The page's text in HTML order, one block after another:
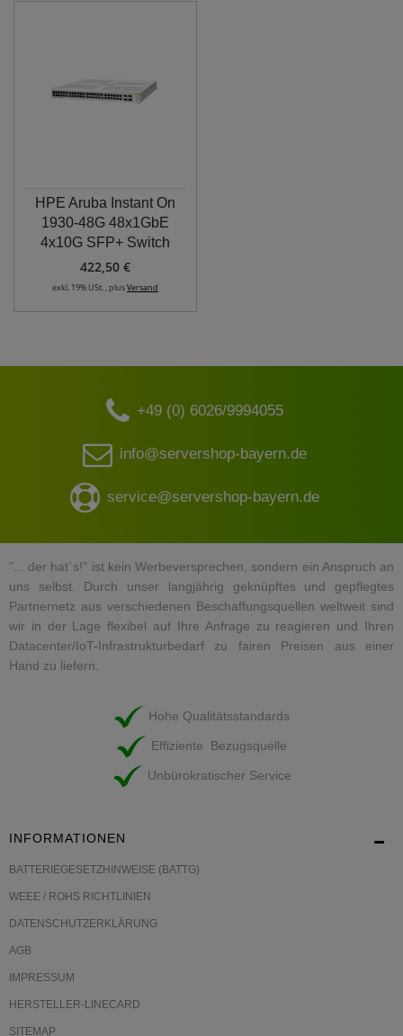
HPE Aruba Instant On
1930-48G 48x1GbE
4x10G SFP+ Switch
422,50 €
exkl. 19% USt. , plusVersand
+49 (0) 6026/9994055
info@servershop-bayern.de
service@servershop-bayern.de
"... der hat`s!" ist kein Werbeversprechen, sondern ein Anspruch an
uns selbst. Durch unser langjährig geknüpftes und gepflegtes
Partnernetz aus verschiedenen Beschaffungsquellen weltweit sind
wir in der Lage flexibel auf Ihre Anfrage zu reagieren und Ihren
Datacenter/IoT-Infrastrukturbedarf zu fairen Preisen aus einer
Hand zu liefern.
Hohe Qualitätsstandards
Effiziente Bezugsquelle
Unbürokratischer Service
INFORMATIONEN
BATTERIEGESETZHINWEISE (BATTG)
WEEE / ROHS RICHTLINIEN
DATENSCHUTZERKLÄRUNG
AGB
IMPRESSUM
HERSTELLER-LINECARD
SITEMAP